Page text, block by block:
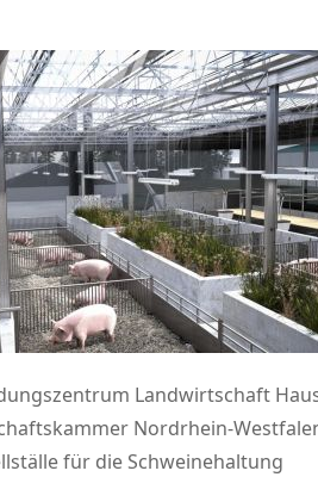
Landwirtschaft
Nordrhein-
für die Schweinehaltung